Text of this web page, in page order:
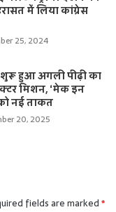
में लिया कांग्रेस
25, 2024
हुआ अगली पीढ़ी का
मिशन, ‘मेक इन
नई ताकत
20, 2025
fields are marked*